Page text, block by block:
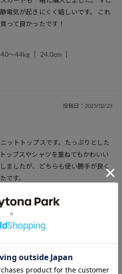
電気が起きにくく嬉しいです。 これ
って良かったです！
40～44kg 24.0cm
投稿日：2025/02/23
ットトップスです。たっぷりとした
ップスやシャツを重ねてもかわいい
ましたが、どちらも使い勝手が良く
です。
50～54kg